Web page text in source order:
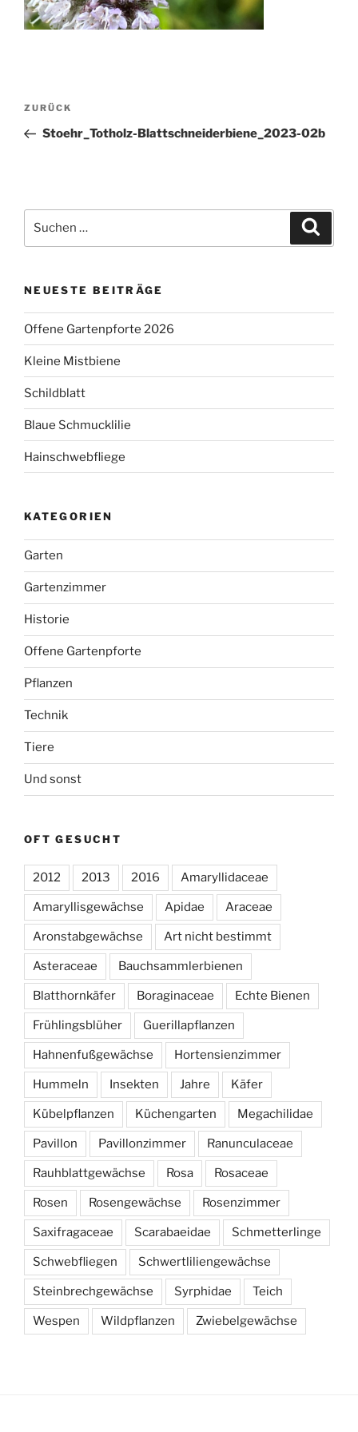
Beitragsnavigation
Vorheriger
Beitrag
ZURÜCK
Stoehr_Totholz-Blattschneiderbiene_2023-02b
nach:
NEUESTE BEITRÄGE
Offene Gartenpforte 2026
Kleine Mistbiene
Schildblatt
Blaue Schmucklilie
Hainschwebfliege
KATEGORIEN
Garten
Gartenzimmer
Historie
Offene Gartenpforte
Pflanzen
Technik
Tiere
Und sonst
OFT GESUCHT
2012 2013 2016 Amaryllidaceae
Amaryllisgewächse Apidae Araceae
Aronstabgewächse Art nicht bestimmt
Asteraceae Bauchsammlerbienen
Blatthornkäfer Boraginaceae Echte Bienen
Frühlingsblüher Guerillapflanzen
Hahnenfußgewächse Hortensienzimmer
Hummeln Insekten Jahre Käfer
Kübelpflanzen Küchengarten Megachilidae
Pavillon Pavillonzimmer Ranunculaceae
Rauhblattgewächse Rosa Rosaceae
Rosen Rosengewächse Rosenzimmer
Saxifragaceae Scarabaeidae Schmetterlinge
Schwebfliegen Schwertliliengewächse
Steinbrechgewächse Syrphidae Teich
Wespen Wildpflanzen Zwiebelgewächse